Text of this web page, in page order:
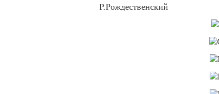
Р.Рождественский